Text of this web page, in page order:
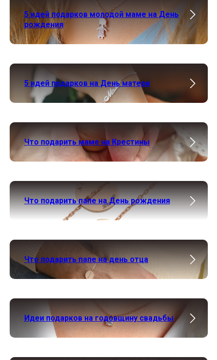
5 идей подарков молодой маме на День
рождения
5 идей подарков на День матери
Что подарить маме на Крестины
Что подарить папе на День рождения
Что подарить папе на день отца
Идеи подарков на годовщину свадьбы